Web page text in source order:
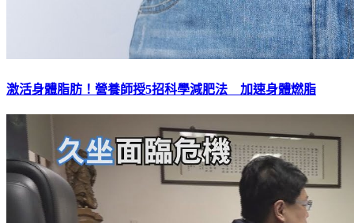
激活身體脂肪！營養師授5招科學減肥法 加速身體燃脂